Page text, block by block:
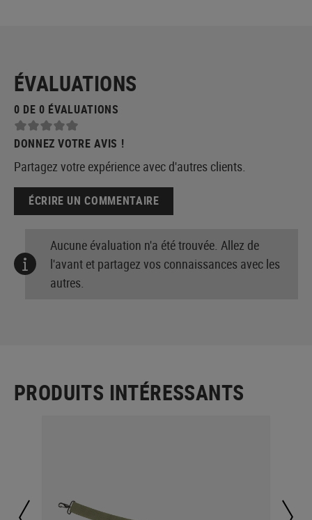
ÉVALUATIONS
0 DE 0 ÉVALUATIONS
DONNEZ VOTRE AVIS !
Partagez votre expérience avec d'autres clients.
ÉCRIRE UN COMMENTAIRE
Aucune évaluation n'a été trouvée. Allez de
l'avant et partagez vos connaissances avec les
autres.
PRODUITS INTÉRESSANTS